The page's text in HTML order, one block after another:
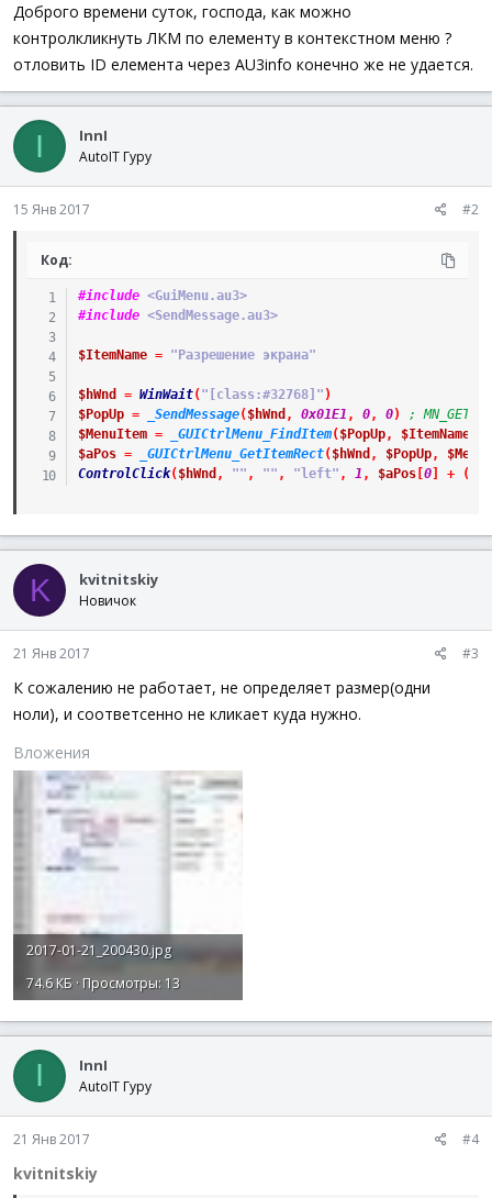
а
Доброго времени суток, господа, как можно
контролкликнуть ЛКМ по елементу в контекстном меню ?
отловить ID елемента через AU3info конечно же не удается.
I InnI
AutoIT Гуру
15 Янв 2017 #2
Код:
#include <GuiMenu.au3>
#include <SendMessage.au3>
$ItemName = "Разрешение экрана"
$hWnd = WinWait( "[class:#32768]" )
$PopUp = _SendMessage( $hWnd , 0x01E1 , 0, 0)
;
$MenuItem = _GUICtrlMenu_FindItem( $PopUp, $ItemName
$aPos = _GUICtrlMenu_GetItemRect( $hWnd , $PopUp,
ControlClick( $hWnd , "" , "" , "left" , 1 , $aPos[ 0] + (
K kvitnitskiy
Новичок
21 Янв 2017 #3
К сожалению не работает, не определяет размер(одни
ноли), и соответсенно не кликает куда нужно.
Вложения
2017-01-21_200430.jpg
74.6 КБ · Просмотры: 13
I InnI
AutoIT Гуру
21 Янв 2017 #4
kvitnitskiy